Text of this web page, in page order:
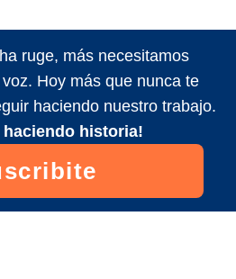
ruge, más necesitamos
Hoy más que nunca te
haciendo nuestro trabajo.
haciendo historia!